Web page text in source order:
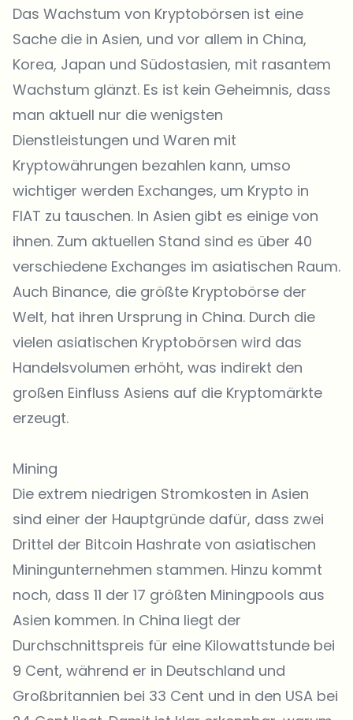
Das Wachstum von Kryptobörsen ist eine
Sache die in Asien, und vor allem in China,
Korea, Japan und Südostasien, mit rasantem
Wachstum glänzt. Es ist kein Geheimnis, dass
man aktuell nur die wenigsten
Dienstleistungen und Waren mit
Kryptowährungen bezahlen kann, umso
wichtiger werden Exchanges, um Krypto in
FIAT zu tauschen. In Asien gibt es einige von
ihnen. Zum aktuellen Stand sind es über 40
verschiedene Exchanges im asiatischen Raum.
Auch Binance, die größte Kryptobörse der
Welt, hat ihren Ursprung in China. Durch die
vielen asiatischen Kryptobörsen wird das
Handelsvolumen erhöht, was indirekt den
großen Einfluss Asiens auf die Kryptomärkte
erzeugt.
Mining
Die extrem niedrigen Stromkosten in Asien
sind einer der Hauptgründe dafür, dass zwei
Drittel der Bitcoin Hashrate von asiatischen
Miningunternehmen stammen. Hinzu kommt
noch, dass 11 der 17 größten Miningpools aus
Asien kommen. In China liegt der
Durchschnittspreis für eine Kilowattstunde bei
9 Cent, während er in Deutschland und
Großbritannien bei 33 Cent und in den USA bei